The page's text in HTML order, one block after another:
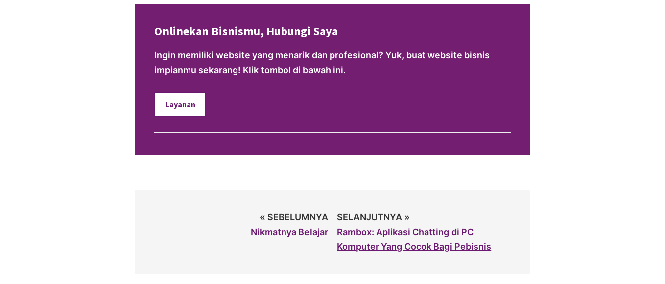
Onlinekan Bisnismu, Hubungi Saya
Ingin memiliki website yang menarik dan profesional? Yuk, buat website bisnis
impianmu sekarang! Klik tombol di bawah ini.
Layanan
« SEBELUMNYA
Nikmatnya Belajar
SELANJUTNYA »
Rambox: Aplikasi Chatting di PC
Komputer Yang Cocok Bagi Pebisnis